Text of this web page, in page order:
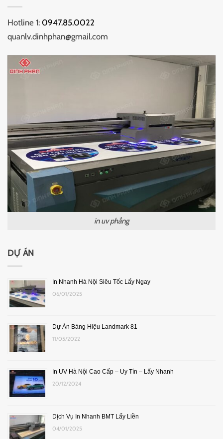
Hotline 1: 0947.85.0022
quanlv.dinhphan@gmail.com
in uv phẳng
DỰ ÁN
In Nhanh Hà Nội Siêu Tốc Lấy Ngay
06/01/2025
Dự Án Bảng Hiệu Landmark 81
11/05/2022
In UV Hà Nội Cao Cấp – Uy Tín – Lấy Nhanh
20/12/2024
Dịch Vụ In Nhanh BMT Lấy Liền
04/01/2025